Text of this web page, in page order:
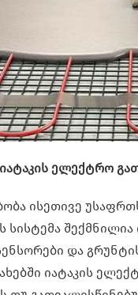
ელექტრო
ისეთივე
სისტემა
და
იატაკის